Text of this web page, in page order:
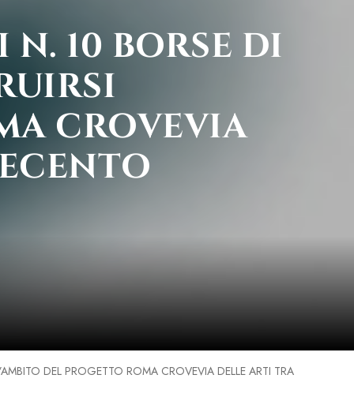
10 BORSE DI
CROVEVIA
DEL PROGETTO ROMA CROVEVIA DELLE ARTI TRA